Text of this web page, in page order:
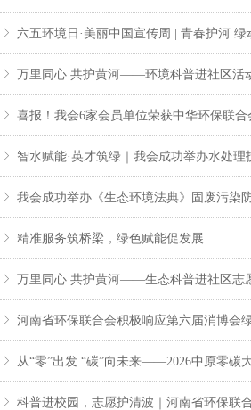
ꁕ 六五环境日·美丽中国宣传周 | 青春护河 绿
ꁕ 万里同心 共护黄河——环境科普进社区活
ꁕ 喜报！我会6家会员单位荣获中华环保联
ꁕ 智水赋能·英才筑绿｜我会成功举办水处
ꁕ 我会成功举办《生态环境法典》固废污染
ꁕ 精准服务筑桥梁，绿色赋能促发展
ꁕ 万里同心 共护黄河——生态科普进社区志
ꁕ 河南省环保联合会积极响应第六届消博会
ꁕ 从“零”出发 “碳”向未来——2026中原零碳
ꁕ 科普进校园，志愿护清波｜河南省环保联